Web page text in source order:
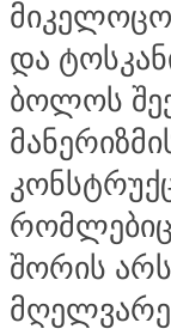
და
ბოლოს
შორის